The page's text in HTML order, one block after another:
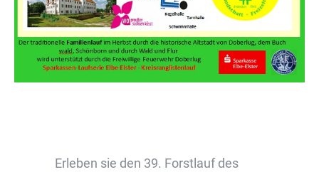
Erleben sie den 39. Forstlauf des